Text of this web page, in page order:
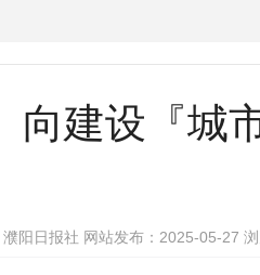
建设『城
阳日报社 网站发布：2025-05-27 浏